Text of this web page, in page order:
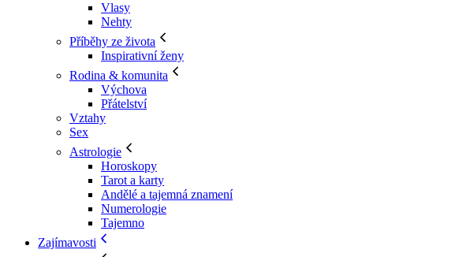
Vlasy
Nehty
Příběhy ze života
Inspirativní ženy
Rodina & komunita
Výchova
Přátelství
Vztahy
Sex
Astrologie
Horoskopy
Tarot a karty
Andělé a tajemná znamení
Numerologie
Tajemno
Zajímavosti